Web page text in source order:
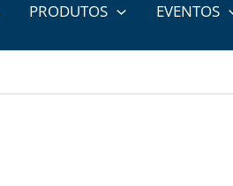
PRODUTOS EVENTOS